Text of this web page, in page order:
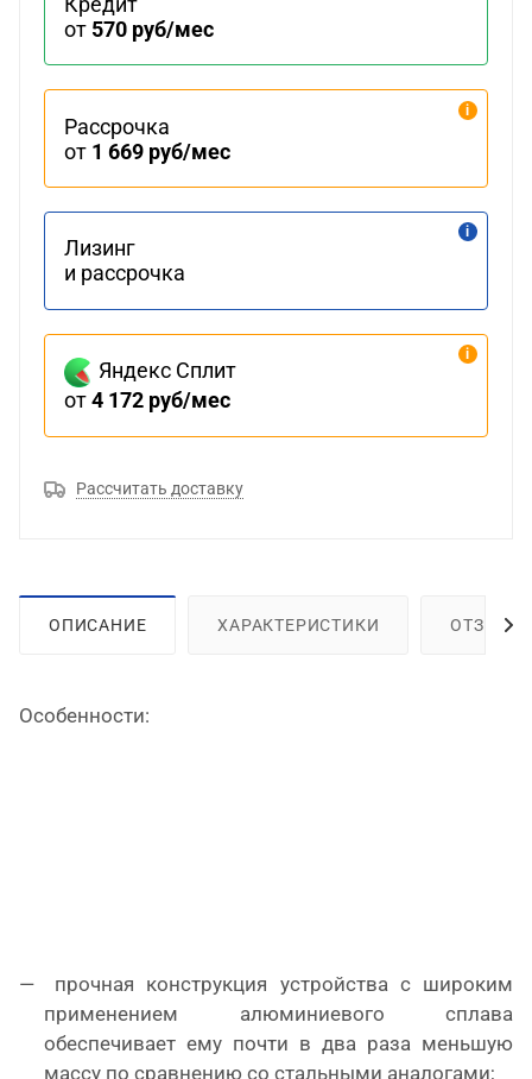
от 570 руб/мес
Рассрочка
от 1 669 руб/мес
Лизинг
и рассрочка
Яндекс Сплит
от4 172 руб/мес
Рассчитать доставку
ОПИСАНИЕ ХАРАКТЕРИСТИКИ ОТЗЫВЫ
Особенности:
прочная конструкция устройства с широким
применением алюминиевого сплава
обеспечивает ему почти в два раза меньшую
массу по сравнению со стальными аналогами;